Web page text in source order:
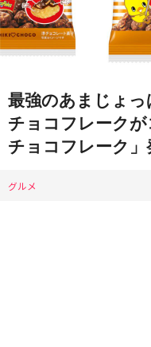
最強のあまじょ
チョコフレーク
チョコフレーク」
グルメ